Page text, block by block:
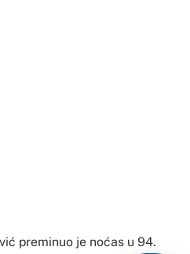
preminuo je noćas u 94.